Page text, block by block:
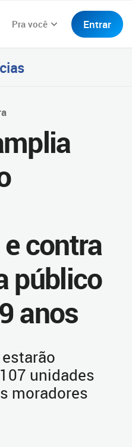
Pra você Entrar
contra
público
anos
unidades
moradores